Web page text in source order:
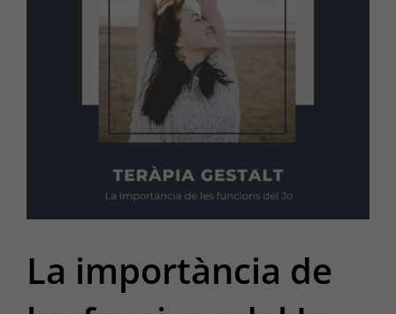
La importància de